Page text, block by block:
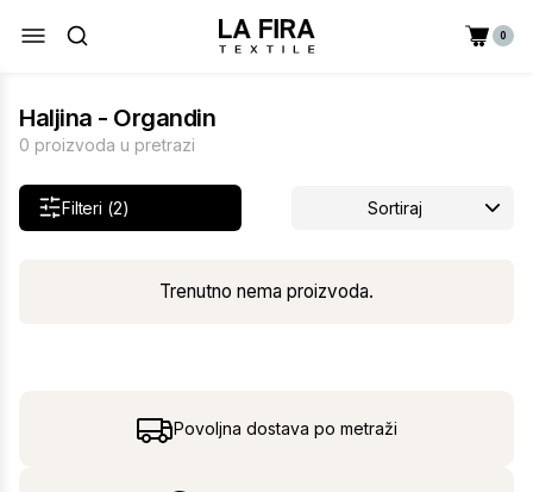
0
Haljina - Organdin
0 proizvoda u pretrazi
Filteri (2) Sortiraj
Trenutno nema proizvoda.
Povoljna dostava po metraži